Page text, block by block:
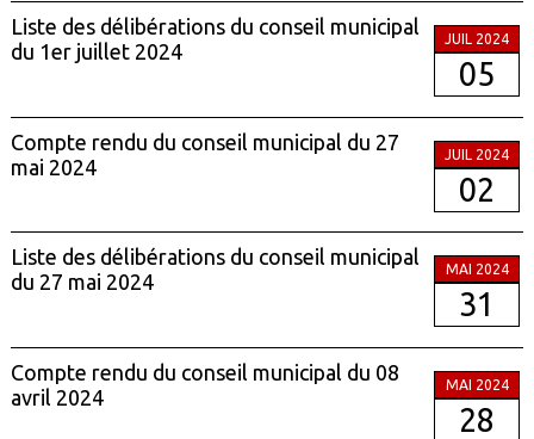
Liste des délibérations du conseil municipal
du 1er juillet 2024
JUIL 2024
05
Compte rendu du conseil municipal du 27
mai 2024
JUIL 2024
02
Liste des délibérations du conseil municipal
du 27 mai 2024
MAI 2024
31
Compte rendu du conseil municipal du 08
avril 2024
MAI 2024
28